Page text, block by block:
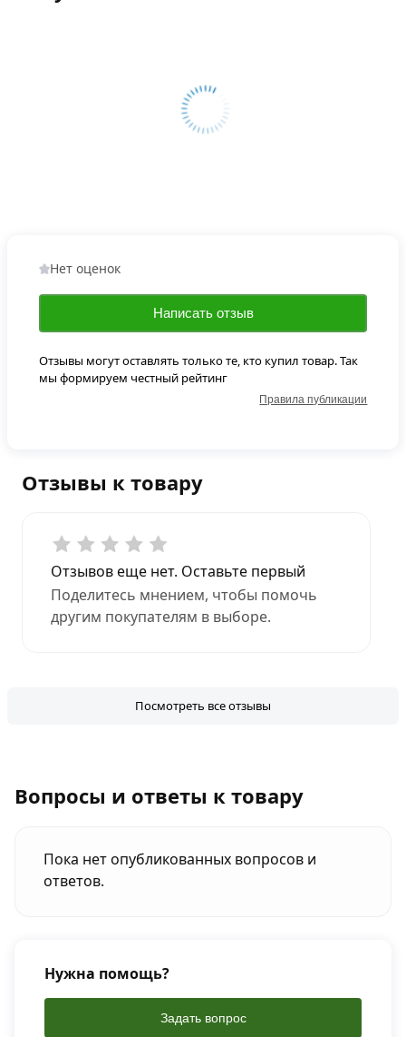
Отзывы к товару
Отзывов еще нет. Оставьте первый
Поделитесь мнением, чтобы помочь
другим покупателям в выборе.
Посмотреть все отзывы
Нет оценок
Написать отзыв
Отзывы могут оставлять только те, кто купил товар. Так
мы формируем честный рейтинг
Правила публикации
Вопросы и ответы к товару
Пока нет опубликованных вопросов и
ответов.
Нужна помощь?
Задать вопрос